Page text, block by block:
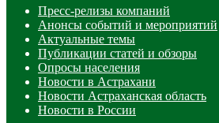
Пресс-релизы компаний
Анонсы событий и мероприятий
Актуальные темы
Публикации статей и обзоры
Опросы населения
Новости в Астрахани
Новости Астраханская область
Новости в России